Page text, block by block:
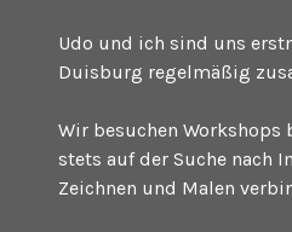
Udo und ich sind uns
Duisburg regelmäßig
Wir besuchen Workshops
stets auf der Suche nach
Zeichnen und Malen